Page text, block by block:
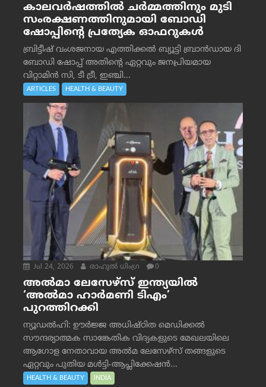
കാലവർഷത്തിൽ ചർമ്മത്തിനും മുടി
സംരക്ഷണത്തിനുമായി ബോഡി
ഷോപ്പിന്റെ പ്രത്യേക ഓഫറുകൾ
ബ്രിട്ടീഷ് വംശജനായ എത്തിക്കൽ ബ്യൂട്ടി ബ്രാൻഡായ ദി
ബോഡി ഷോപ്പ് അതിന്റെ ഏറ്റവും ജനപ്രിയമായ
വിറ്റാമിൻ സി, ടീ ട്രീ, ഇഞ്ചി...
ARTICLES HEALTH & BEAUTY
Jul 24, 2026 രാഹുല്‍ ധിംഗ്ര 0
അൽമാ ലേസേഴ്സ് ഇന്ത്യയിൽ
‘അൽമാ ഹാർമണി ടിഎം’
പുറത്തിറക്കി
ന്യൂഡൽഹി: ഊർജ്ജ അധിഷ്ഠിത മെഡിക്കൽ
സൗന്ദര്യാത്മക സാങ്കേതിക വിദ്യകളുടെ മേഖലയിലെ
ആഗോള നേതാവായ അൽമ ലേസേഴ്സ് തങ്ങളുടെ
ഏറ്റവും പുതിയ മൾട്ടി-ആപ്ലിക്കേഷൻ...
HEALTH & BEAUTY INDIA